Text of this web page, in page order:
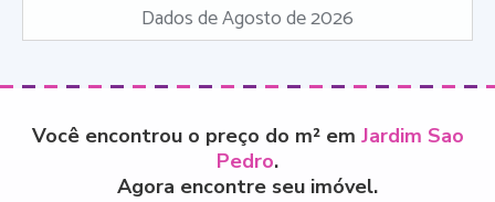
Dados de Agosto de 2026
Você encontrou o preço do m² em Jardim Sao
Pedro.
Agora encontre seu imóvel.